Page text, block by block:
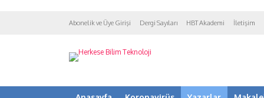
Abonelik ve Üye Girişi Dergi Sayıları HBT Akademi İletişim